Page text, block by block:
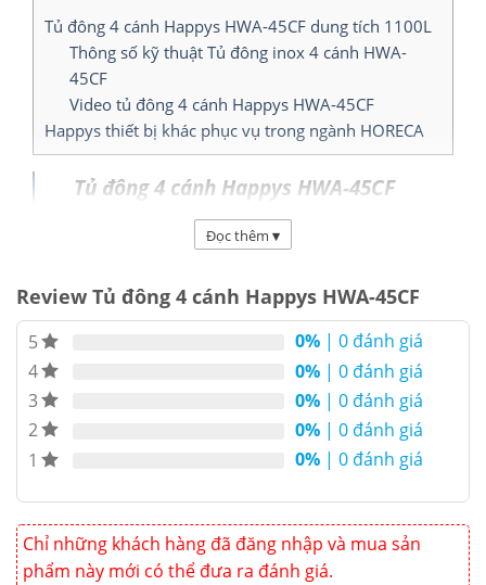
Tủ đông 4 cánh Happys HWA-45CF dung tích 1100L
Thông số kỹ thuật Tủ đông inox 4 cánh HWA-
45CF
Video tủ đông 4 cánh Happys HWA-45CF
Happys thiết bị khác phục vụ trong ngành HORECA
Tủ đông 4 cánh Happys HWA-45CF
dung tích 1100L là dòng
làm lạnh trực tiếp, kích thước
1240 x 830 x 1960 (mm). Sử dụng điện
áp 220V/50Hz, điện năng tiêu thụ tối
đa 650W/h. Sử dụng chất làm lạnh
gas R404A thân thiệt môi trường.
Đọc thêm ▾
Review Tủ đông 4 cánh Happys HWA-45CF
5 0% | 0 đánh giá
4
0% | 0 đánh giá
3
0% | 0 đánh giá
2
0% | 0 đánh giá
1
0% | 0 đánh giá
Chỉ những khách hàng đã đăng nhập và mua sản
phẩm này mới có thể đưa ra đánh giá.